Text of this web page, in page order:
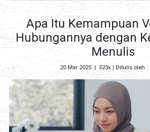
Apa Itu Kemampuan
Hubungannya dengan
Menulis
20 Mar 2025| 523x | Ditulis oleh :